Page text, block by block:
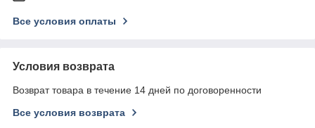
Все условия оплаты
Условия возврата
Возврат товара в течение 14 дней по договоренности
Все условия возврата